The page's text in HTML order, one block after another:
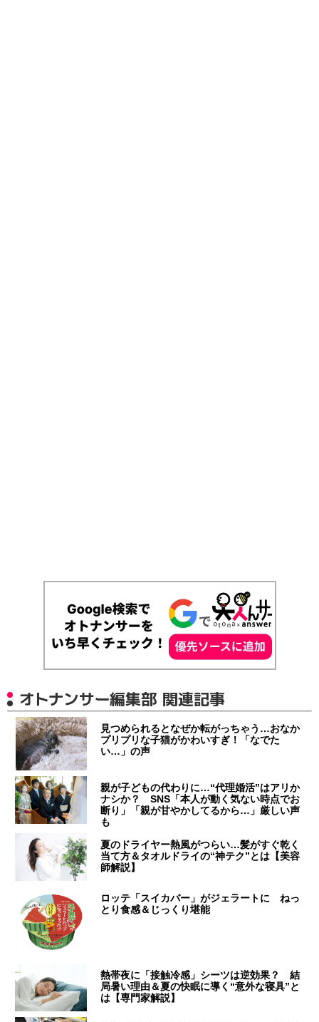
オトナンサー編集部 関連記事
見つめられるとなぜか転がっちゃう…おなか
プリプリな子猫がかわいすぎ！「なでた
い…」の声
親が子どもの代わりに…“代理婚活”はアリか
ナシか？ SNS「本人が動く気ない時点でお
断り」「親が甘やかしてるから…」厳しい声
も
夏のドライヤー熱風がつらい…髪がすぐ乾く
当て方＆タオルドライの“神テク”とは【美容
師解説】
ロッテ「スイカバー」がジェラートに ねっ
とり食感＆じっくり堪能
熱帯夜に「接触冷感」シーツは逆効果？ 結
局暑い理由＆夏の快眠に導く“意外な寝具”と
は【専門家解説】